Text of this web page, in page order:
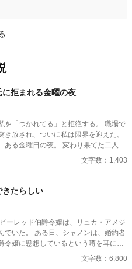
に拒まれる金曜の夜
を「つかれてる」と拒絶する。 職場で
放され、ついに私は限界を迎えた。
ある金曜日の夜。 変わり果てた二人の
迎える。
文字数：1,403
きたらしい
ーレッド伯爵令嬢は、リュカ・アメジ
でいた。 ある日、シャノンは、婚約者
令嬢に懸想しているという噂を耳にす
するため、リュカとの婚約を円満に解
文字数：6,800